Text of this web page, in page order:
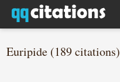
Euripide (189 citations)